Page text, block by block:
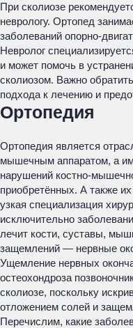
При сколиозе
неврологу. Ортопед
заболеваний опорно-
Невролог
и может помочь в
сколиозом. Важно
подхода к лечению и
Ортопедия
Ортопедия является
мышечным аппаратом, а
нарушений костно-
приобретённых. А также
узкая специализация
исключительно
лечит кости, суставы,
защемлений — нервные
Ущемление нервных
остеохондроза
сколиозе, поскольку
отложением солей и
Перечислим, какие